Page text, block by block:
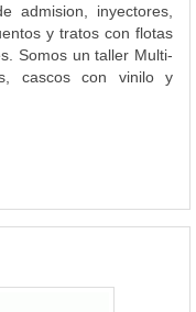
admision, inyectores,
y tratos con flotas
Somos un taller Multi-
cascos con vinilo y